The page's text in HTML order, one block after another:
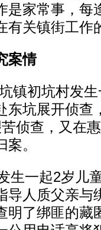
是家常事，每
有关镇街工作
案情
初坑村发生
东坑展开侦查
侦查，又在
。
一起2岁儿
导人质父亲与
明了绑匪的藏